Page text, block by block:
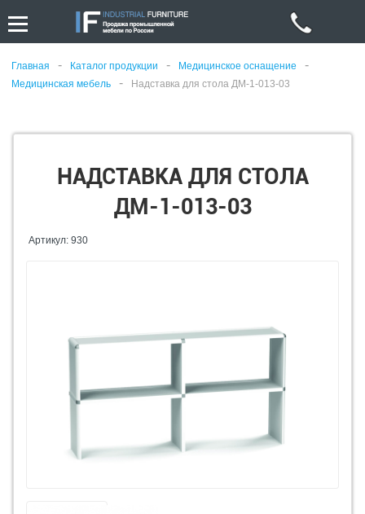
Главная - Каталог продукции - Медицинское оснащение -
Медицинская мебель - Надставка для стола ДМ-1-013-03
НАДСТАВКА ДЛЯ СТОЛА
ДМ-1-013-03
Артикул: 930